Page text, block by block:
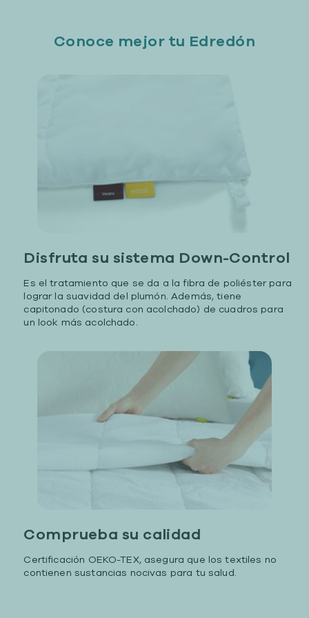
Conoce mejor tu Edredón
Disfruta su sistema Down-Control
Es el tratamiento que se da a la fibra de poliéster para
lograr la suavidad del plumón. Además, tiene
capitonado (costura con acolchado) de cuadros para
un look más acolchado.
Comprueba su calidad
Certificación OEKO-TEX, asegura que los textiles no
contienen sustancias nocivas para tu salud.